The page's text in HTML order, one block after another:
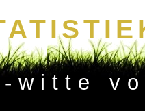
witte